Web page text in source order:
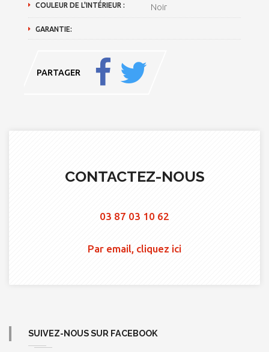
COULEUR DE L'INTÉRIEUR : Noir
GARANTIE:
PARTAGER
CONTACTEZ-NOUS
03 87 03 10 62
Par email, cliquez ici
SUIVEZ-NOUS SUR FACEBOOK